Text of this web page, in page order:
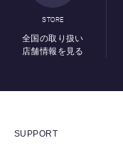
STORE
全国の取り扱い
店舗情報を見る
SUPPORT